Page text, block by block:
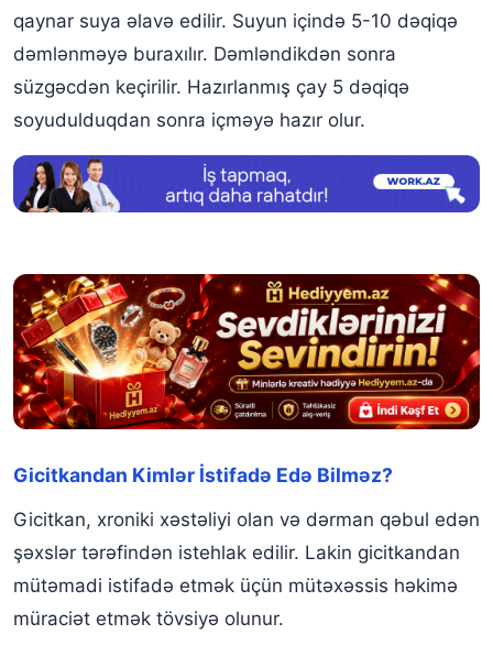
qaynar suya əlavə edilir. Suyun içində 5-10 dəqiqə
dəmlənməyə buraxılır. Dəmləndikdən sonra
süzgəcdən keçirilir. Hazırlanmış çay 5 dəqiqə
soyudulduqdan sonra içməyə hazır olur.
Gicitkandan Kimlər İstifadə Edə Bilməz?
Gicitkan, xroniki xəstəliyi olan və dərman qəbul edən
şəxslər tərəfindən istehlak edilir. Lakin gicitkandan
mütəmadi istifadə etmək üçün mütəxəssis həkimə
müraciət etmək tövsiyə olunur.